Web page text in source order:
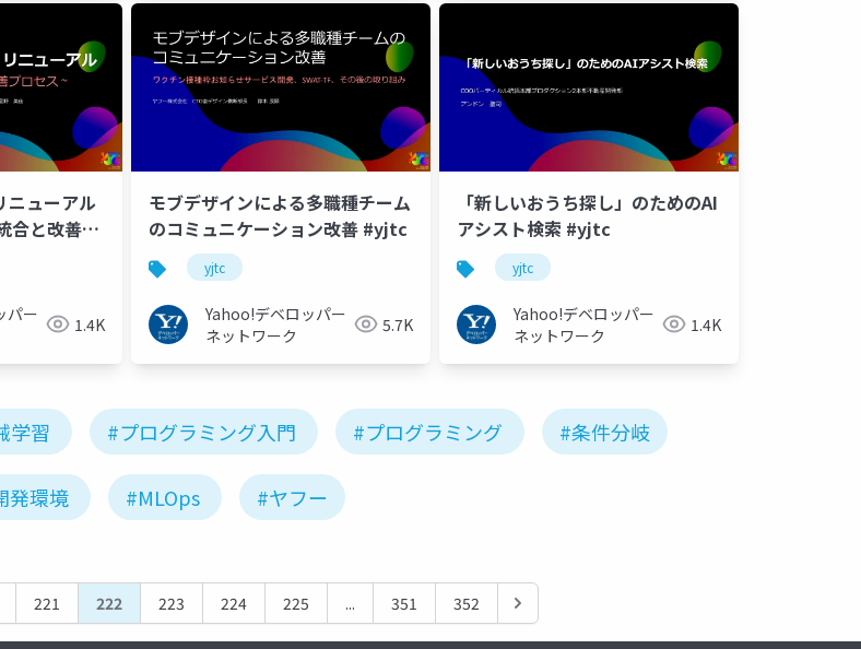
ニューアル
合と改善プ
パー
1.4K
モブデザインによる多職種チーム
のコミュニケーション改善 #yjtc
yjtc
Yahoo!デベロッパー
ネットワーク
5.7K
「新しいおうち探し」のためのAI
アシスト検索 #yjtc
yjtc
Yahoo!デベロッパー
ネットワーク
1.4K
学習 #プログラミング入門 #プログラミング #条件分岐
発環境 #MLOps #ヤフー
221 222 223 224 225 ... 351 352